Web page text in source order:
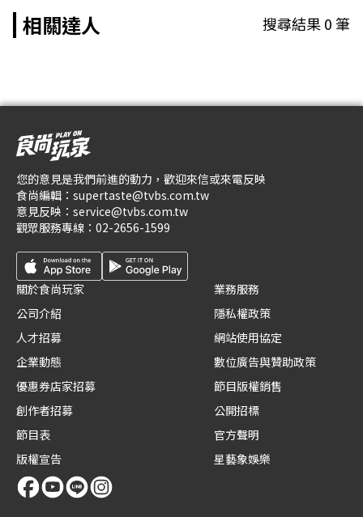
相關達人 搜尋結果0筆
您的意見是我們前進的動力，歡迎來信或來電反映
食尚編輯： supertaste@tvbs.com.tw
意見反映： service@tvbs.com.tw
觀眾服務專線： 02-2656-1599
關於食尚玩家
公司介紹
人才招募
企業動態
優惠券店家招募
創作者招募
節目表
版權宣告
業務服務
隱私權政策
網站使用協定
數位廣告與贊助政策
節目版權銷售
公開招標
官方聲明
星藝象娛樂